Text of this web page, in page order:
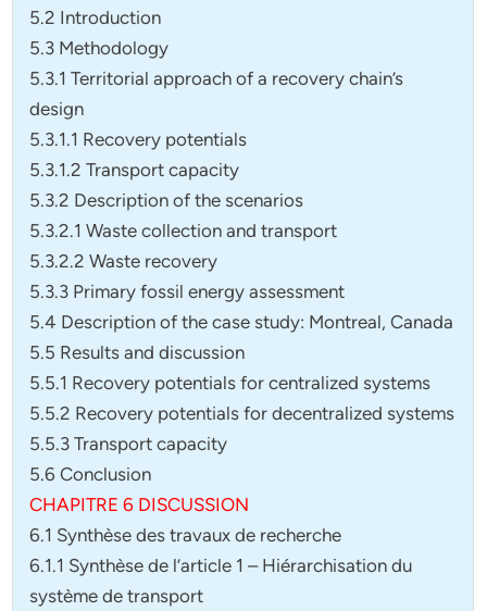
5.2 Introduction
5.3 Methodology
5.3.1 Territorial approach of a recovery chain’s
design
5.3.1.1 Recovery potentials
5.3.1.2 Transport capacity
5.3.2 Description of the scenarios
5.3.2.1 Waste collection and transport
5.3.2.2 Waste recovery
5.3.3 Primary fossil energy assessment
5.4 Description of the case study: Montreal, Canada
5.5 Results and discussion
5.5.1 Recovery potentials for centralized systems
5.5.2 Recovery potentials for decentralized systems
5.5.3 Transport capacity
5.6 Conclusion
CHAPITRE 6 DISCUSSION
6.1 Synthèse des travaux de recherche
6.1.1 Synthèse de l’article 1 – Hiérarchisation du
système de transport